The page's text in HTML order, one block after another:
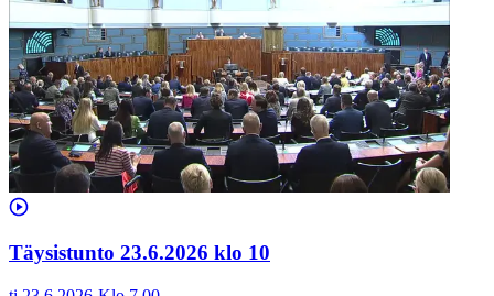
Täysistunto 23.6.2026 klo 10